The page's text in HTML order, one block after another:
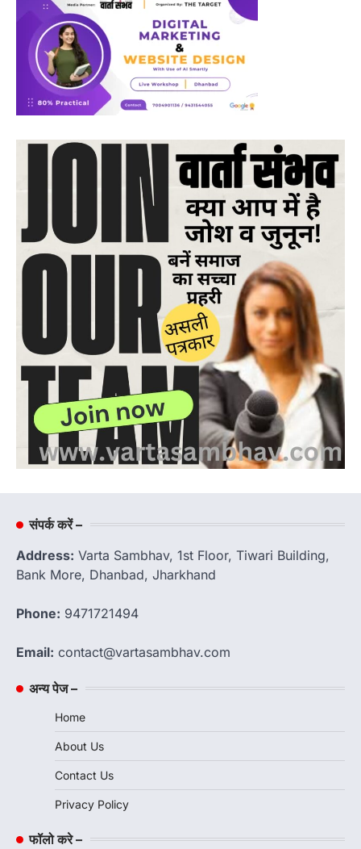
संपर्क करें –
Address: Varta Sambhav, 1st Floor, Tiwari Building,
Bank More, Dhanbad, Jharkhand
Phone: 9471721494
Email: contact@vartasambhav.com
अन्य पेज –
Home
About Us
Contact Us
Privacy Policy
फॉलो करे –